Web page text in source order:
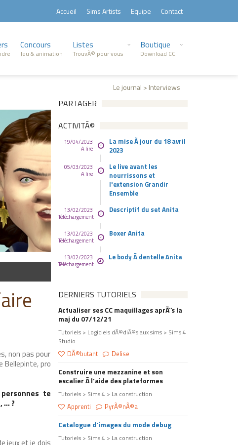
Accueil Sims Artists Equipe Contact
Concours
Jeu & animation
Listes
TrouvÃ© pour vous
Boutique
Download CC
Le journal > Interviews
non pas pour
Bellepinte, pro
te
… ?
jeux et je dois
PARTAGER
ACTIVITÃ©
19/04/2023
A lire
La mise Ã jour du 18 avril
2023
05/03/2023
A lire
Le live avant les
nourrissons et
l'extension Grandir
Ensemble
13/02/2023
Téléchargement
Descriptif du set Anita
13/02/2023
Téléchargement
Boxer Anita
13/02/2023
Téléchargement
Le body Ã dentelle Anita
DERNIERS TUTORIELS
Actualiser ses CC maquillages aprÃ¨s la
maj du 07/12/21
Tutoriels > Logiciels dÃ©diÃ©s aux sims > Sims 4
Studio
DÃ©butant Delise
Construire une mezzanine et son
escalier Ã l'aide des plateformes
Tutoriels > Sims 4 > La construction
Apprenti PyrÃ©nÃ©a
Catalogue d'images du mode debug
Tutoriels > Sims 4 > La construction